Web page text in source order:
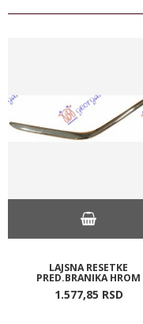
LAJSNA RESETKE
PRED.BRANIKA HROM
1.577,85 RSD